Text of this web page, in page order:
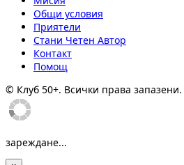
Общи условия
Приятели
Стани Четен Автор
Контакт
Помощ
© Клуб 50+. Всички права запазени.
зареждане...